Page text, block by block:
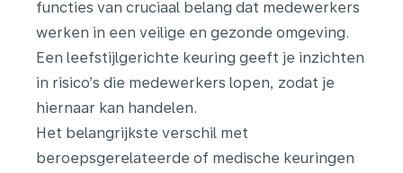
functies van cruciaal belang dat medewerkers
werken in een veilige en gezonde omgeving.
Een leefstijlgerichte keuring geeft je inzichten
in risico’s die medewerkers lopen, zodat je
hiernaar kan handelen.
Het belangrijkste verschil met
beroepsgerelateerde of medische keuringen